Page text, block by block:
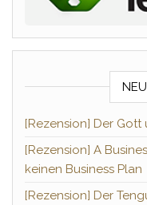
[Rezension] Der Gott
[Rezension] A
keinen Business Plan
[Rezension] Der